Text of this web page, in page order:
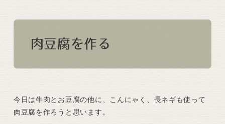
肉豆腐を作る
今日は牛肉とお豆腐の他に、こんにゃく、長ネギも使って
肉豆腐を作ろうと思います。